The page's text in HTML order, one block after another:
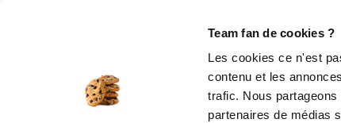
Team fan de cookies ?
Les cookies ce n'est
contenu et les
trafic. Nous
partenaires de médias